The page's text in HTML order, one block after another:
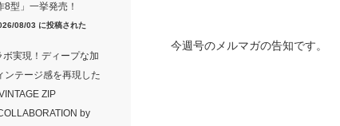
今週号のメルマガの告知です。
8型」一挙発売！
08/03 に投稿された
実現！ディープな加
ンテージ感を再現した
ZIP
by